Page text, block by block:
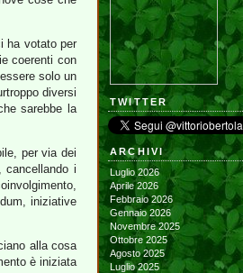
ha votato per
coerenti con
solo un
diversi
sarebbe la
per via dei
cancellando i
iniziative
alla cosa
è iniziata
TWITTER
ARCHIVI
Luglio 2026
Aprile 2026
Febbraio 2026
Gennaio 2026
Novembre 2025
Ottobre 2025
Agosto 2025
Luglio 2025